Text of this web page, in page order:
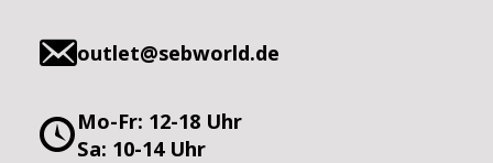
outlet@sebworld.de
Mo-Fr: 12-18 Uhr
Sa: 10-14 Uhr